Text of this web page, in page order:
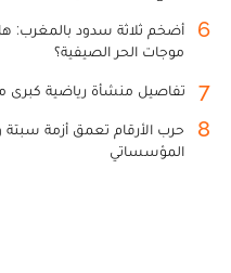
6
أضخم ثلاثة سدود
موجات الحر الصيفية؟
7 تفاصيل منشأة رياضية كبرى
8
حرب الأرقام تعمق أزمة
المؤسساتي